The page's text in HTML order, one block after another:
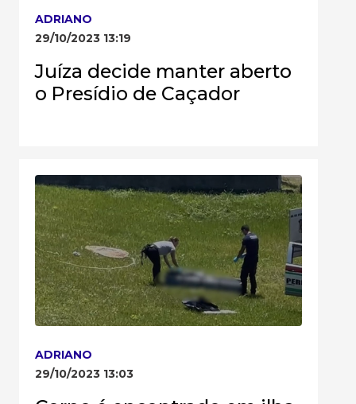
ADRIANO
29/10/2023 13:19
Juíza decide manter aberto
o Presídio de Caçador
ADRIANO
29/10/2023 13:03